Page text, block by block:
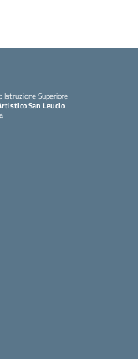
Superiore
San Leucio